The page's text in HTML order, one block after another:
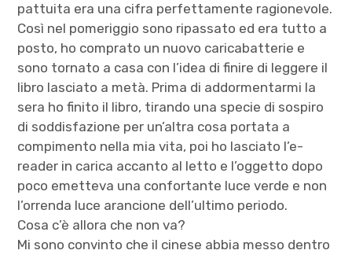
pattuita era una cifra perfettamente ragionevole.
Così nel pomeriggio sono ripassato ed era tutto a
posto, ho comprato un nuovo caricabatterie e
sono tornato a casa con l’idea di finire di leggere il
libro lasciato a metà. Prima di addormentarmi la
sera ho finito il libro, tirando una specie di sospiro
di soddisfazione per un’altra cosa portata a
compimento nella mia vita, poi ho lasciato l’e-
reader in carica accanto al letto e l’oggetto dopo
poco emetteva una confortante luce verde e non
l’orrenda luce arancione dell’ultimo periodo.
Cosa c’è allora che non va?
Mi sono convinto che il cinese abbia messo dentro